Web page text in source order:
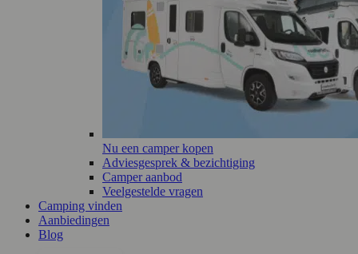
Nu een camper kopen
Adviesgesprek & bezichtiging
Camper aanbod
Veelgestelde vragen
Camping vinden
Aanbiedingen
Blog